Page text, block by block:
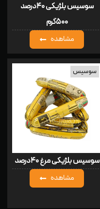
سوسیس بلژیکی ۴۰درصد
۵۰۰گرم
مشاهده
سوسیس بلژیکی مرغ ۴۰درصد
مشاهده
سوسیس